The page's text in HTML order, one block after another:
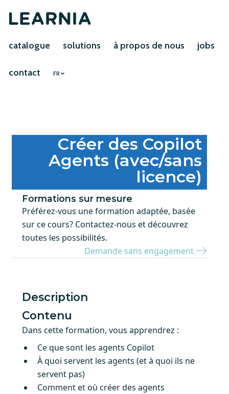
catalogue solutions à propos de nous jobs
contact FR
Créer des Copilot
Agents (avec/sans
licence)
Formations sur mesure
Préférez-vous une formation adaptée, basée
sur ce cours? Contactez-nous et découvrez
toutes les possibilités.
Demande sans engagement
Description
Contenu
Dans cette formation, vous apprendrez :
Ce que sont les agents Copilot
À quoi servent les agents (et à quoi ils ne
servent pas)
Comment et où créer des agents